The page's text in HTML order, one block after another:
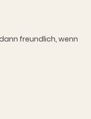
freundlich, wenn